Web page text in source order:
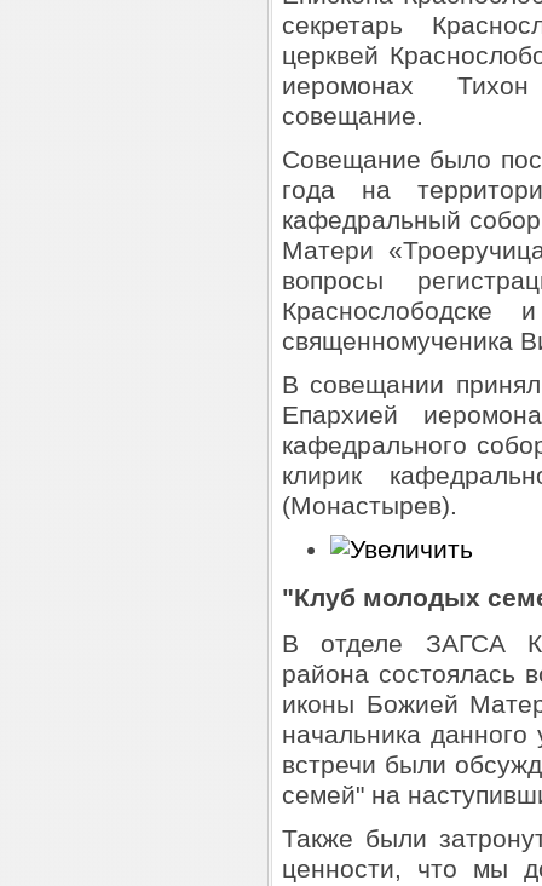
секретарь
церквей
иеромонах
совещание.
Совещание было
года на
кафедральный
Матери
вопросы
Краснослободске
священномученика
В совещании
Епархией
кафедрального
клирик
(Монастырев).
"Клуб молодых
В отделе ЗАГСА
района состоялась
иконы Божией
начальника
встречи были
семей" на
Также были
ценности, что мы